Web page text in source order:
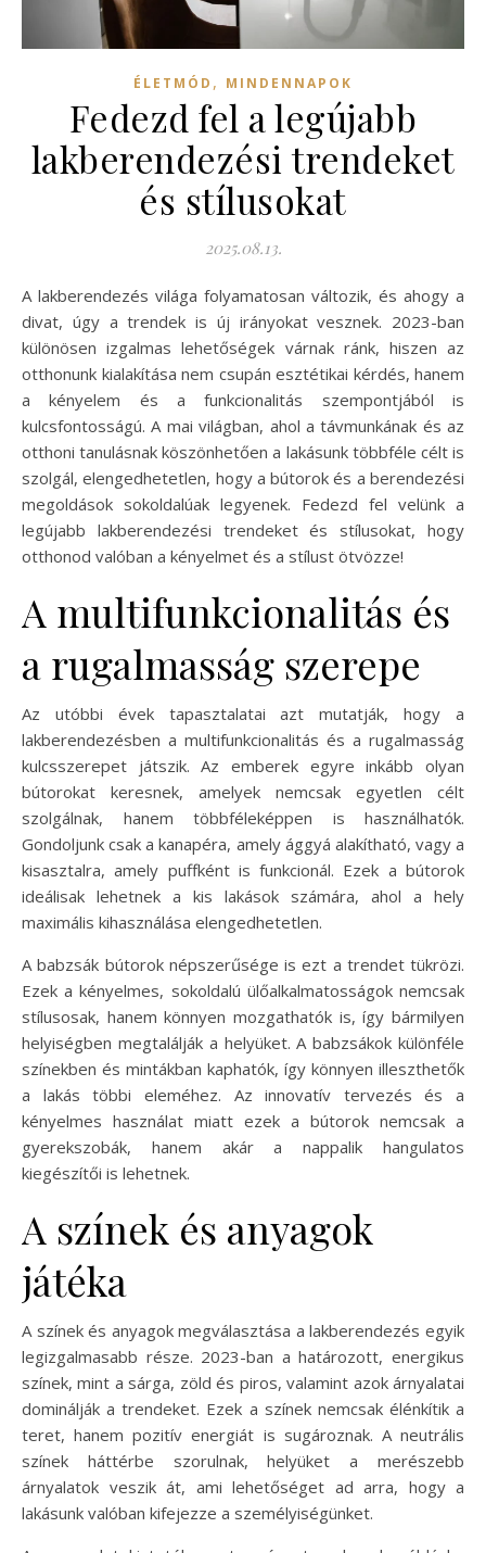
ÉLETMÓD , MINDENNAPOK
Fedezd fel a legújabb
lakberendezési trendeket
és stílusokat
2025.08.13.
A lakberendezés világa folyamatosan változik, és ahogy a
divat, úgy a trendek is új irányokat vesznek. 2023-ban
különösen izgalmas lehetőségek várnak ránk, hiszen az
otthonunk kialakítása nem csupán esztétikai kérdés, hanem
a kényelem és a funkcionalitás szempontjából is
kulcsfontosságú. A mai világban, ahol a távmunkának és az
otthoni tanulásnak köszönhetően a lakásunk többféle célt is
szolgál, elengedhetetlen, hogy a bútorok és a berendezési
megoldások sokoldalúak legyenek. Fedezd fel velünk a
legújabb lakberendezési trendeket és stílusokat, hogy
otthonod valóban a kényelmet és a stílust ötvözze!
A multifunkcionalitás és
a rugalmasság szerepe
Az utóbbi évek tapasztalatai azt mutatják, hogy a
lakberendezésben a multifunkcionalitás és a rugalmasság
kulcsszerepet játszik. Az emberek egyre inkább olyan
bútorokat keresnek, amelyek nemcsak egyetlen célt
szolgálnak, hanem többféleképpen is használhatók.
Gondoljunk csak a kanapéra, amely ággyá alakítható, vagy a
kisasztalra, amely puffként is funkcionál. Ezek a bútorok
ideálisak lehetnek a kis lakások számára, ahol a hely
maximális kihasználása elengedhetetlen.
A babzsák bútorok népszerűsége is ezt a trendet tükrözi.
Ezek a kényelmes, sokoldalú ülőalkalmatosságok nemcsak
stílusosak, hanem könnyen mozgathatók is, így bármilyen
helyiségben megtalálják a helyüket. A babzsákok különféle
színekben és mintákban kaphatók, így könnyen illeszthetők
a lakás többi eleméhez. Az innovatív tervezés és a
kényelmes használat miatt ezek a bútorok nemcsak a
gyerekszobák, hanem akár a nappalik hangulatos
kiegészítői is lehetnek.
A színek és anyagok
játéka
A színek és anyagok megválasztása a lakberendezés egyik
legizgalmasabb része. 2023-ban a határozott, energikus
színek, mint a sárga, zöld és piros, valamint azok árnyalatai
dominálják a trendeket. Ezek a színek nemcsak élénkítik a
teret, hanem pozitív energiát is sugároznak. A neutrális
színek háttérbe szorulnak, helyüket a merészebb
árnyalatok veszik át, ami lehetőséget ad arra, hogy a
lakásunk valóban kifejezze a személyiségünket.